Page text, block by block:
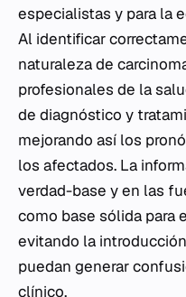
especialistas y para la
Al identificar
naturaleza de
profesionales de la
de diagnóstico y
mejorando así los
los afectados. La
verdad-base y en las
como base sólida para
evitando la
puedan generar
clínico.